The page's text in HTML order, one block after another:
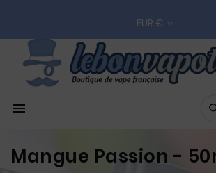
EUR € 

Mangue Passion -